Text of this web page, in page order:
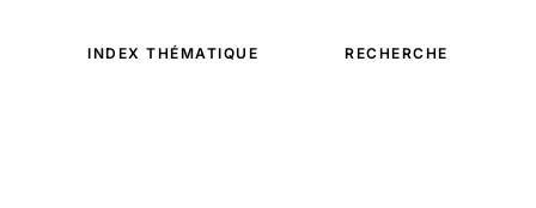
INDEX THÉMATIQUE RECHERCHE